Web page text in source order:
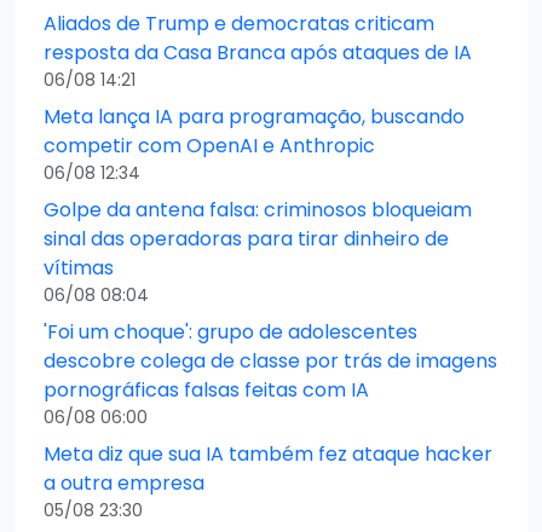
Aliados de Trump e democratas criticam
resposta da Casa Branca após ataques de IA
06/08 14:21
Meta lança IA para programação, buscando
competir com OpenAI e Anthropic
06/08 12:34
Golpe da antena falsa: criminosos bloqueiam
sinal das operadoras para tirar dinheiro de
vítimas
06/08 08:04
'Foi um choque': grupo de adolescentes
descobre colega de classe por trás de imagens
pornográficas falsas feitas com IA
06/08 06:00
Meta diz que sua IA também fez ataque hacker
a outra empresa
05/08 23:30